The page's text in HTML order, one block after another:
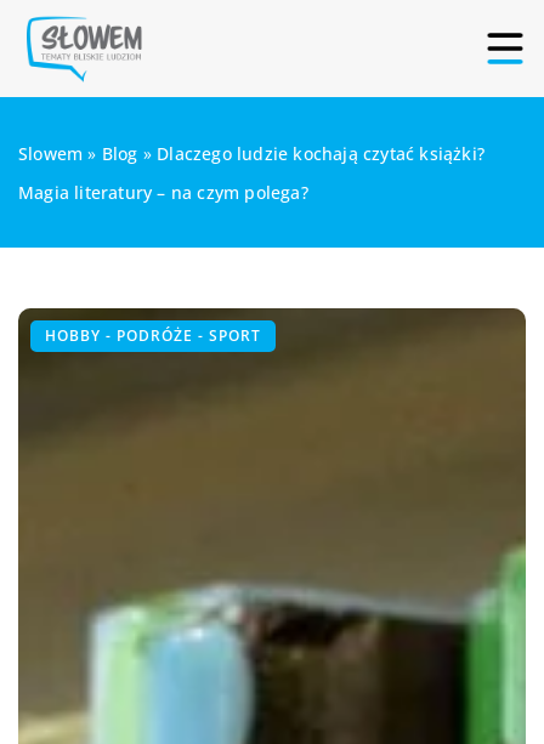
Slowem » Blog » Dlaczego ludzie kochają czytać książki?
Magia literatury – na czym polega?
HOBBY - PODRÓŻE - SPORT